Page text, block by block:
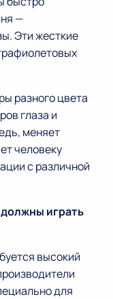
—
Эти жесткие
разного цвета
глаза и
меняет
человеку
с различной
играть
высокий
для